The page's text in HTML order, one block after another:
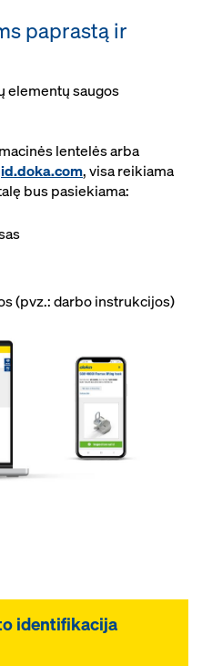
paprastą ir
elementų saugos
lentelės arba
id.doka.com, visa reikiama
bus pasiekiama:
(pvz.: darbo instrukcijos)
identifikacija